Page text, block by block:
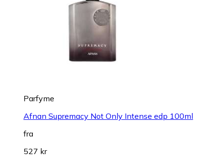
Parfyme
Afnan Supremacy Not Only Intense edp 100ml
fra
527 kr